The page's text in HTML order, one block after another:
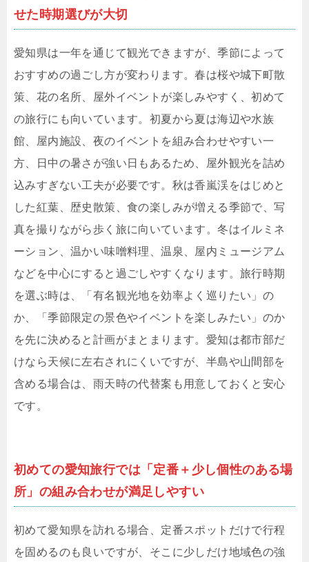
せた時期選びが大切
愛知県は一年を通じて観光できますが、季節によって
おすすめの過ごし方が変わります。春は桜や城下町散
策、花の名所、屋外イベントが楽しみやすく、初めて
の旅行にも向いています。初夏から夏は海辺や水族
館、屋内施設、夜のイベントを組み合わせやすい一
方、日中の暑さが強い日もあるため、屋外観光を詰め
込みすぎない工夫が必要です。秋は香嵐渓をはじめと
した紅葉、歴史散策、食の楽しみが増える季節で、写
真を撮りながら歩く旅に向いています。冬はイルミネ
ーション、温かい味噌料理、温泉、屋内ミュージアム
などを中心にすると過ごしやすくなります。旅行時期
を選ぶ時は、「有名観光地を効率よく巡りたい」の
か、「季節限定の景色やイベントを楽しみたい」のか
を先に決めると計画がまとまります。愛知は都市部だ
けなら天候に左右されにくいですが、半島や山間部を
含める場合は、雨天時の代替案も用意しておくと安心
です。
初めての愛知旅行では「定番＋少し個性のある場
所」の組み合わせが満足しやすい
初めて愛知県を訪れる場合、定番スポットだけで行程
を固めるのも良いですが、そこに少しだけ地域色の強